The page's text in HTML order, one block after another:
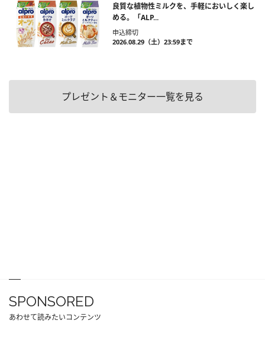
良質な植物性ミルクを、手軽においしく楽し
める。「ALP...
申込締切
2026.08.29（土）23:59まで
プレゼント＆モニター一覧を見る
SPONSORED
あわせて読みたいコンテンツ